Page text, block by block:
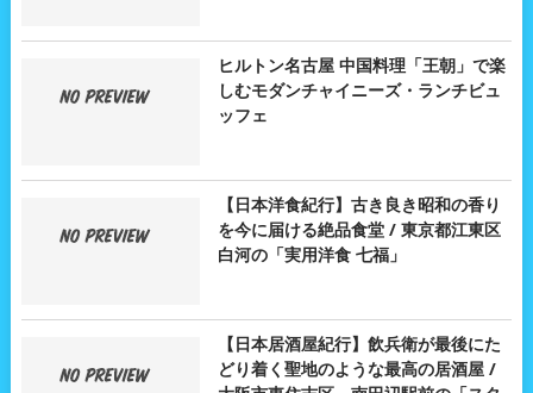
ヒルトン名古屋 中国料理「王朝」で楽
しむモダンチャイニーズ・ランチビュ
ッフェ
【日本洋食紀行】古き良き昭和の香り
を今に届ける絶品食堂 / 東京都江東区
白河の「実用洋食 七福」
【日本居酒屋紀行】飲兵衛が最後にた
どり着く聖地のような最高の居酒屋 /